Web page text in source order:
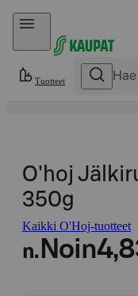
Hyppää sisältöön
Tuotteet
O'hoj
350g
Kaikki O'Hoj-tuotteet
n. Noin